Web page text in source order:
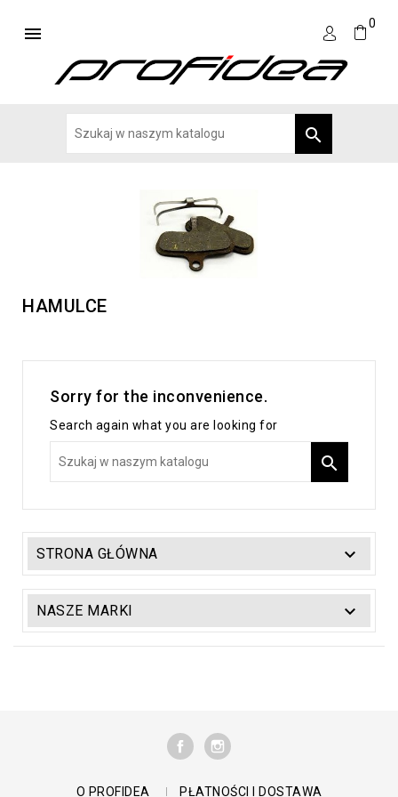
 0

HAMULCE
Sorry for the inconvenience.
Search again what you are looking for

STRONA GŁÓWNA 
NASZE MARKI 
FACEBOOKINSTAGRAM
O PROFIDEA PŁATNOŚCI I DOSTAWA